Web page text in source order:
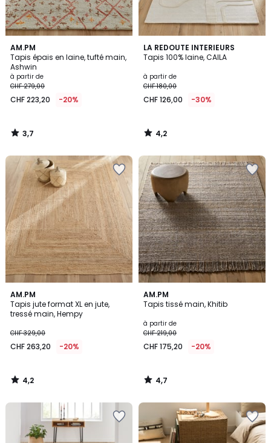
AM.PM
Tapis épais en laine, tufté main,
Ashwin
à partir de
CHF 279,00
CHF 223,20 -20%
3,7
/ 5
3,7
/
LA REDOUTE INTERIEURS
Tapis 100% laine, CAILA
à partir de
CHF 180,00
CHF 126,00 -30%
4,2
/ 5
4,2
/
AM.PM
Tapis jute format XL en jute,
tressé main, Hempy
CHF 329,00
CHF 263,20 -20%
4,2
/ 5
4,2
/
AM.PM
Tapis tissé main, Khitib
à partir de
CHF 219,00
CHF 175,20 -20%
4,7
/ 5
4,7
/